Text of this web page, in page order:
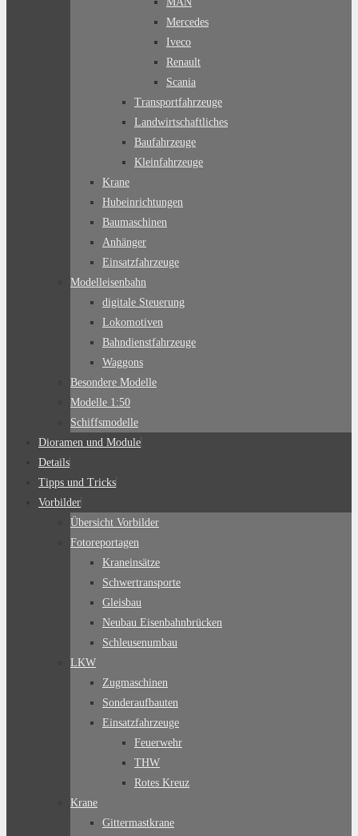
Mercedes
Iveco
Renault
Scania
Transportfahrzeuge
Landwirtschaftliches
Baufahrzeuge
Kleinfahrzeuge
Krane
Hubeinrichtungen
Baumaschinen
Anhänger
Einsatzfahrzeuge
Modelleisenbahn
digitale Steuerung
Lokomotiven
Bahndienstfahrzeuge
Waggons
Besondere Modelle
Modelle 1:50
Schiffsmodelle
Dioramen und Module
Details
Tipps und Tricks
Vorbilder
Übersicht Vorbilder
Fotoreportagen
Kraneinsätze
Schwertransporte
Gleisbau
Neubau Eisenbahnbrücken
Schleusenumbau
LKW
Zugmaschinen
Sonderaufbauten
Einsatzfahrzeuge
Feuerwehr
THW
Rotes Kreuz
Krane
Gittermastkrane